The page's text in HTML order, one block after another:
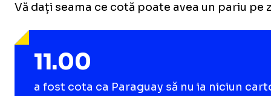
Vă dați seama ce cotă poate avea un pariu
11.00
a fost cota ca Paraguay să nu ia niciun